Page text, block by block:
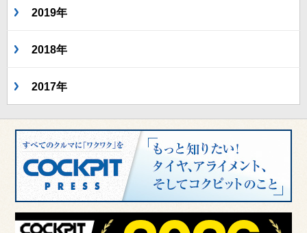
2019年
2018年
2017年